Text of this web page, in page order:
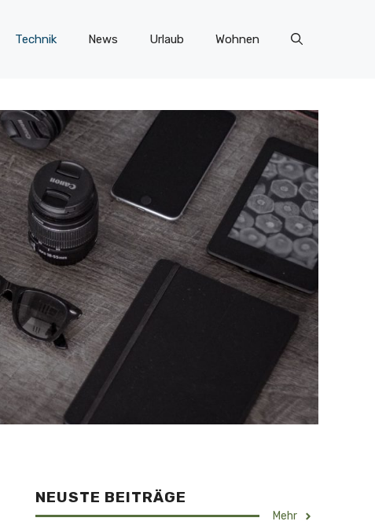
Technik News Urlaub Wohnen
NEUSTE BEITRÄGE
Mehr